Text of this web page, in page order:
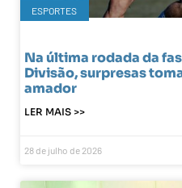
ESPORTES
Na última rodada da
Divisão, surpresas
amador
LER MAIS >>
28 de julho de 2026